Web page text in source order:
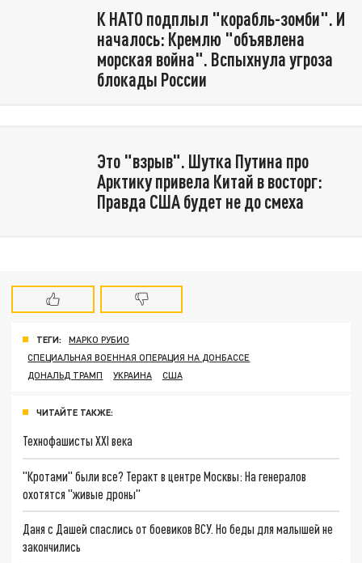
К НАТО подплыл "корабль-зомби". И
началось: Кремлю "объявлена
морская война". Вспыхнула угроза
блокады России
Это "взрыв". Шутка Путина про
Арктику привела Китай в восторг:
Правда США будет не до смеха
ТЕГИ:
МАРКО РУБИО
СПЕЦИАЛЬНАЯ ВОЕННАЯ ОПЕРАЦИЯ НА ДОНБАССЕ
ДОНАЛЬД ТРАМП
УКРАИНА США
ЧИТАЙТЕ ТАКЖЕ:
Технофашисты XXI века
"Кротами" были все? Теракт в центре Москвы: На генералов
охотятся "живые дроны"
Даня с Дашей спаслись от боевиков ВСУ. Но беды для малышей не
закончились